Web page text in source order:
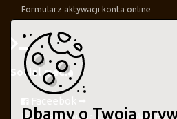
Formularz aktywacji konta online
Social media
Faceebok
Fanpage restauracja.online - Meta FB
Dbamy o Twoją